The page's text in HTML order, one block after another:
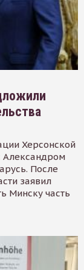
Херсонской
Александром
После
заявил
Минску часть